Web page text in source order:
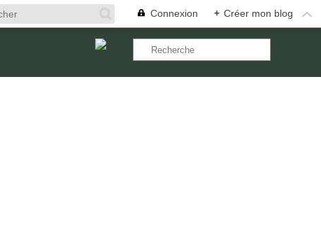
Connexion + Créer mon blog